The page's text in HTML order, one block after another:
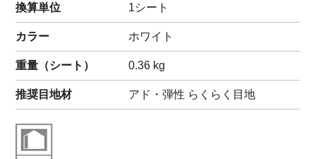
換算単位 1シート
カラー ホワイト
重量（シート ） 0.36 kg
推奨目地材 アド・弾性 らくらく目地